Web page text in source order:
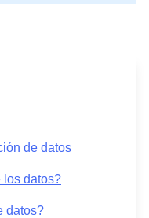
de datos
los datos?
datos?